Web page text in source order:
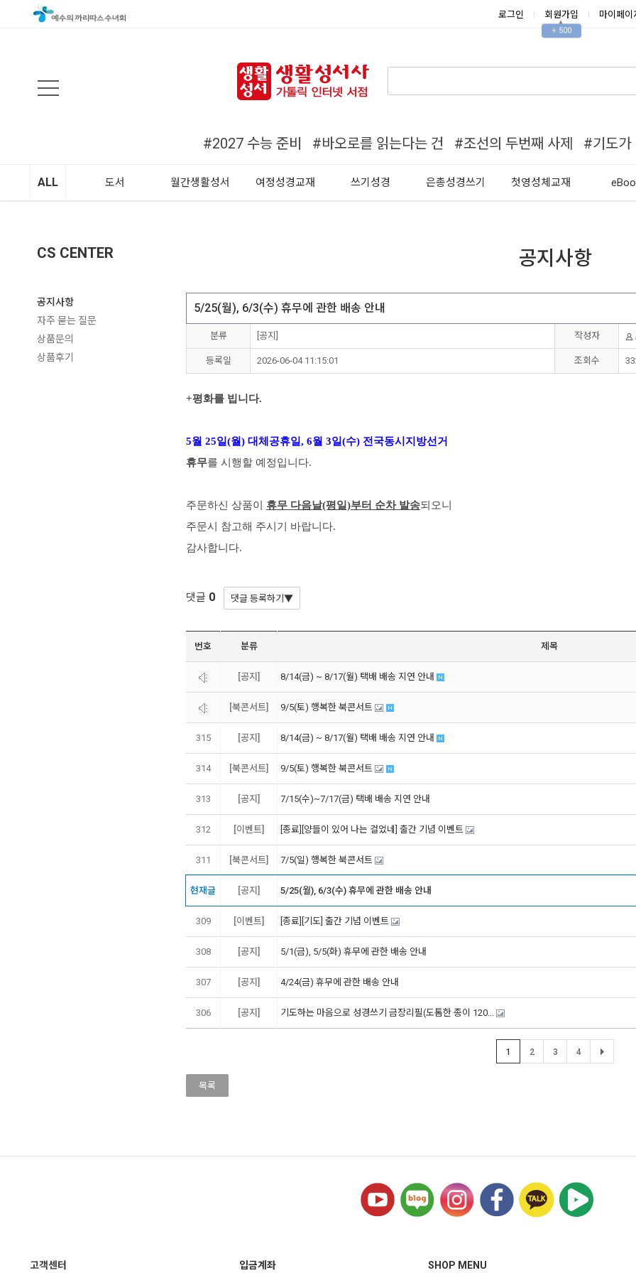
로그인 회원가입
▲
+ 500
마이페이
#2027 수능 준비 #바오로를 읽는다는 건 #조선의 두번째 사제 #기도가
ALL 도서 월간생활성서 여정성경교재 쓰기성경 은총성경쓰기 첫영성체교재
CS CENTER
공지사항
자주 묻는 질문
상품문의
상품후기
공지사항
5/25(월), 6/3(수) 휴무에 관한 배송 안내
분류 [공지] 작성자
등록일 2026-06-04 11:15:01 조회수
+평화를 빕니다.
5월 25일(월) 대체공휴일, 6월 3일(수) 전국동시지방선거
휴무를 시행할 예정입니다.
주문하신 상품이 휴무 다음날(평일)부터 순차 발송되오니
주문시 참고해 주시기 바랍니다.
감사합니다.
댓글 0
번호 분류 제목
[공지] 8/14(금) ~ 8/17(월) 택배 배송 지연 안내
[북콘서트] 9/5(토) 행복한 북콘서트
315 [공지] 8/14(금) ~ 8/17(월) 택배 배송 지연 안내
314 [북콘서트] 9/5(토) 행복한 북콘서트
313 [공지] 7/15(수)~7/17(금) 택배 배송 지연 안내
312 [이벤트] [종료][양들이 있어 나는 걸었네] 출간 기념 이벤트
311 [북콘서트] 7/5(일) 행복한 북콘서트
현재글 [공지] 5/25(월), 6/3(수) 휴무에 관한 배송 안내
309 [이벤트] [종료][기도] 출간 기념 이벤트
308 [공지] 5/1(금), 5/5(화) 휴무에 관한 배송 안내
307 [공지] 4/24(금) 휴무에 관한 배송 안내
306 [공지] 기도하는 마음으로 성경쓰기 금장리필(도톰한 종이 120...
1 2 3 4
목록
고객센터 입금계좌 SHOP MENU